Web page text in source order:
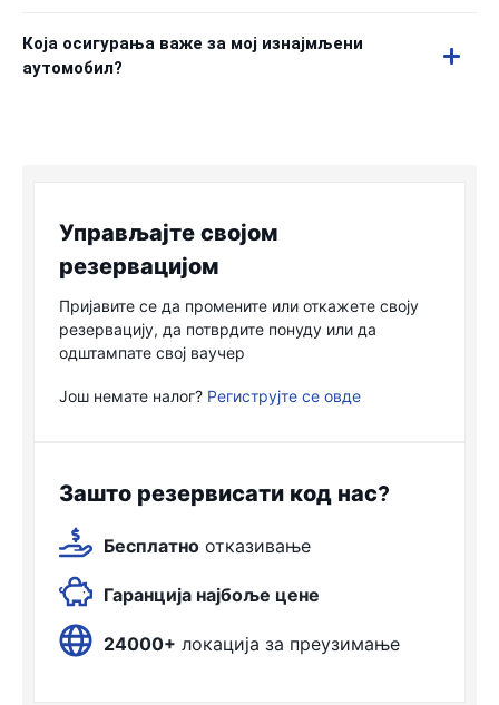
Која осигурања важе за мој изнајмљени
аутомобил?
Управљајте својом
резервацијом
Пријавите се да промените или откажете своју
резервацију, да потврдите понуду или да
одштампате свој ваучер
Још немате налог? Региструјте се овде
Зашто резервисати код нас?
Бесплатно отказивање
Гаранција најбоље цене
24000+ локација за преузимање